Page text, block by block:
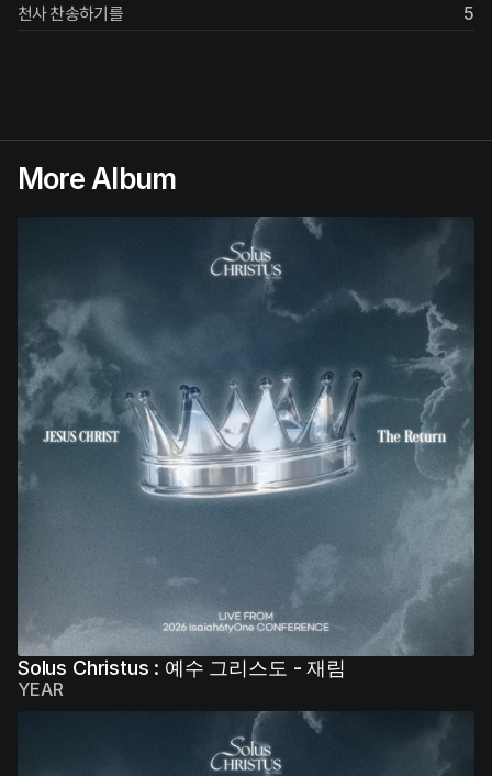
천사 찬송하기를 5
More Album
Solus Christus : 예수 그리스도 - 재림
YEAR